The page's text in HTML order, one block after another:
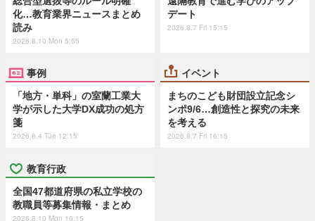
化…教育業界ニュースまとめ
読み
2026.8.10 Mon 5:55
デート
2026.8.7 Fri 15:15
事例
「地方・単科」の室蘭工業大
学が示した大学DX成功の処方
箋
2026.8.4 Tue 12:15
イベント
まちのこども財団設立記念シ
ンポ9/6…創造性と探究の未来
を考える
2026.8.7 Fri 16:15
教育行政
全国47都道府県の私立学校の
教職員等募集情報・まとめ
2026.8.10 Mon 10:15